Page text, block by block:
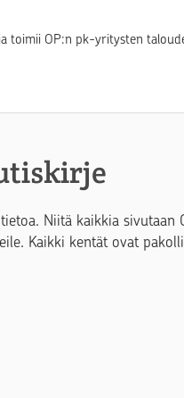
toimii OP:n pk-yritysten
Niitä kaikkia
Kaikki kentät ovat